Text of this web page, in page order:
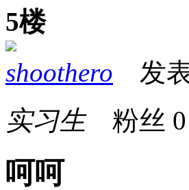
5楼
shoothero 发
实习生粉丝 0
呵呵